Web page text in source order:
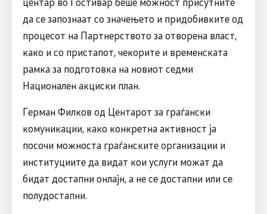
да се запознаат со значењето и придобивките од
процесот на Партнерството за отворена власт,
како и со пристапот, чекорите и временската
рамка за подготовка на новиот седми
Национален акциски план.
Герман Филков од Центарот за граѓански
комуникации, како конкретна активност ја
посочи можноста граѓанските организации и
институциите да видат кои услуги можат да
бидат достапни онлајн, а не се достапни или се
полудостапни.